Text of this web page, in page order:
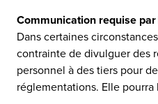
Communication requise
Dans certaines
contrainte de divulguer des
personnel à des tiers pour
réglementations. Elle